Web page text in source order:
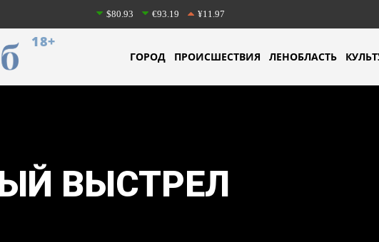
$80.93 €93.19 ¥11.97
18+
ГОРОД ПРОИСШЕСТВИЯ ЛЕНОБЛАСТЬ
ВЫСТРЕЛ